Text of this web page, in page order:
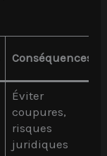
Conséquences
Éviter
coupures,
risques
juridiques